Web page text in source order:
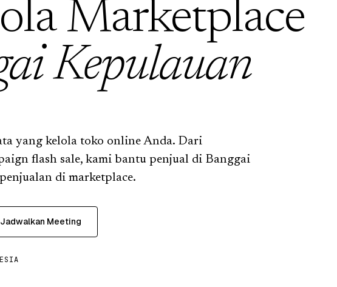
Marketplace
Kepulauan
yang kelola toko online Anda. Dari
flash sale, kami bantu penjual di Banggai
di marketplace.
Jadwalkan Meeting